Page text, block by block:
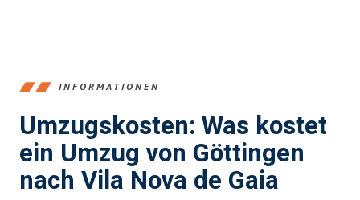
INFORMATIONEN
Umzugskosten: Was kostet
ein Umzug von Göttingen
nach Vila Nova de Gaia